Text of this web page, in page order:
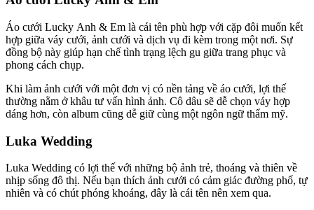
Áo cưới Lucky Anh & Em là cái tên phù hợp với cặp đôi muốn kết
hợp giữa váy cưới, ảnh cưới và dịch vụ đi kèm trong một nơi. Sự
đồng bộ này giúp hạn chế tình trạng lệch gu giữa trang phục và
phong cách chụp.
Khi làm ảnh cưới với một đơn vị có nền tảng về áo cưới, lợi thế
thường nằm ở khâu tư vấn hình ảnh. Cô dâu sẽ dễ chọn váy hợp
dáng hơn, còn album cũng dễ giữ cùng một ngôn ngữ thẩm mỹ.
Luka Wedding
Luka Wedding có lợi thế với những bộ ảnh trẻ, thoáng và thiên về
nhịp sống đô thị. Nếu bạn thích ảnh cưới có cảm giác đường phố, tự
nhiên và có chút phóng khoáng, đây là cái tên nên xem qua.